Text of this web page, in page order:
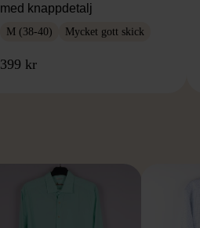
med knappdetalj
M (38-40) Mycket gott skick
399 kr